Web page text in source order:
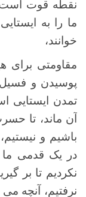
نقطه قوت
ما را به
خوانند،
مقاومتی برای
پوسیدن و فسیل
تمدن ایستایی
آن ماند، تا
باشیم و
در یک قدمی ما
نکردیم تا بر
نرفتیم، آنچه می